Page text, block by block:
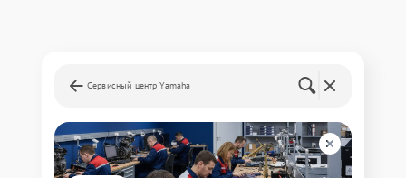
Сервисный центр Yamaha